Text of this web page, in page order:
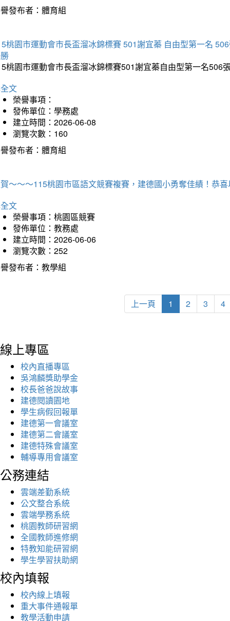
發布者：體育組
桃園市運動會市長盃溜冰錦標賽 501謝宜蓁 自由型第一名
桃園市運動會市長盃溜冰錦標賽501謝宜蓁自由型第一名
文
榮譽事項：
發佈單位：學務處
建立時間：2026-06-08
瀏覽次數：160
發布者：體育組
～～～115桃園市區語文競賽複賽，建德國小勇奪佳績！恭
文
榮譽事項：桃園區競賽
發佈單位：教務處
建立時間：2026-06-06
瀏覽次數：252
發布者：教學組
上一頁 1 2 3 4
線上專區
校內直播專區
吳鴻麟獎助學金
校長爸爸說故事
建德閱讀園地
學生病假回報單
建德第一會議室
建德第二會議室
建德特殊會議室
輔導專用會議室
公務連結
雲端差勤系統
公文整合系統
雲端學務系統
桃園教師研習網
全國教師進修網
特教知能研習網
學生學習扶助網
校內填報
校內線上填報
重大事件通報單
教學活動申請